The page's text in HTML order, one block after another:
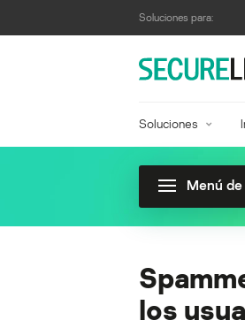
Soluciones para:
Soluciones
Menú
los